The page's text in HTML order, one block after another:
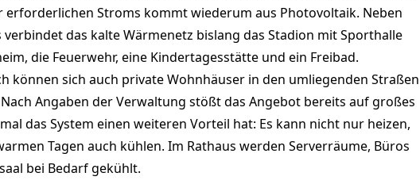
erforder­li­chen Stroms kommt wiede­rum aus Photovoltaik. Neben
verbindet das kalte Wärmenetz bislang das Stadion mit Sporthalle
die Feuerwehr, eine Kindertagesstätte und ein Freibad.
kön­nen sich auch private Wohnhäuser in den umliegenden Straßen
Angaben der Verwaltung stößt das Ange­bot bereits auf großes
das System einen weiteren Vorteil hat: Es kann nicht nur heizen,
Tagen auch küh­len. Im Rathaus werden Serverräu­me, Büros
bei Bedarf gekühlt.